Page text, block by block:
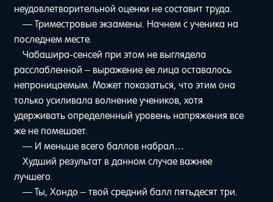
неудовлетворительной оценки не составит труда.
— Триместровые экзамены. Начнем с ученика на
последнем месте.
Чабашира-сенсей при этом не выглядела
расслабленной – выражение ее лица оставалось
непроницаемым. Может показаться, что этим она
только усиливала волнение учеников, хотя
удерживать определенный уровень напряжения все
же не помешает.
— И меньше всего баллов набрал…
Худший результат в данном случае важнее
лучшего.
— Ты, Хондо – твой средний балл пятьдесят три.